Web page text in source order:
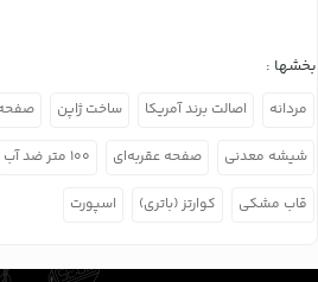
بخشها :
مردانه اصالت برند آمریکا ساخت ژاپن
شیشه معدنی صفحه عقربه‌ای ۱۰۰ متر ضد آب
قاب مشکی کوارتز (باتری) اسپورت